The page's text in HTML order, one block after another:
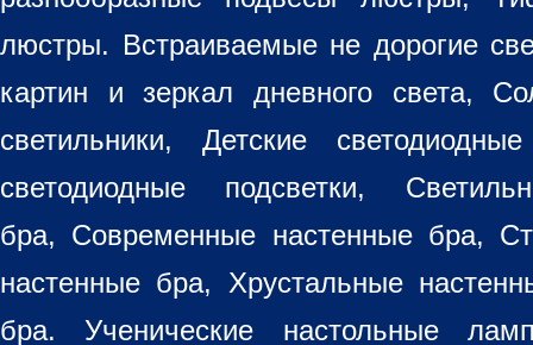
люстры. Встраиваемые не дорогие
картин и зеркал дневного света,
светильники, Детские
светодиодные подсветки,
бра, Современные настенные бра,
настенные бра, Хрустальные
бра. Ученические настольные